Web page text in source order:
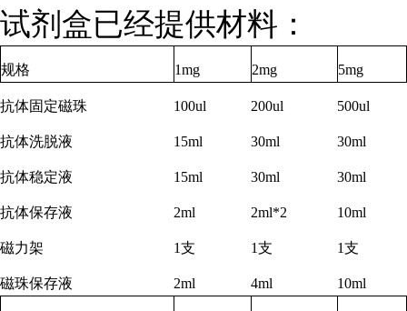
试剂盒已经提供材料：
规格 1mg 2mg 5mg
抗体固定磁珠 100ul 200ul 500ul
抗体洗脱液 15ml 30ml 30ml
抗体稳定液 15ml 30ml 30ml
抗体保存液 2ml 2ml*2 10ml
磁力架 1支 1支 1支
磁珠保存液 2ml 4ml 10ml